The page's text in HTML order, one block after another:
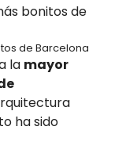
de Barcelona
la mayor
ha sido